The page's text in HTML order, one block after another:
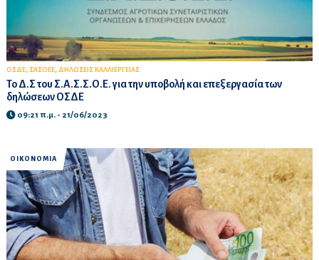
ΟΣΔΕ, ΣΑΣΟΕΕ, ΔΗΛΩΣΕΙΣ ΚΑΛΛΙΕΡΓΕΙΑΣ
Το Δ.Σ του Σ.Α.Σ.Σ.Ο.Ε. για την υποβολή και επεξεργασία των
δηλώσεων ΟΣΔΕ
09:21 π.μ. - 21/06/2023
ΟΙΚΟΝΟΜΙΑ